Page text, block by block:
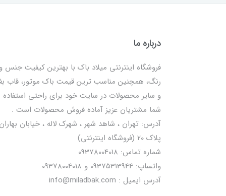
درباره ما
فروشگاه اینترنتی میلاد باک با بهترین کیفیت جنس و
رنگ، همچنین مناسب ترین قیمت باک موتور، قاب
و سایر محصولات در سایت خود برای راحتی استفاده
شما مشتریان عزیز آماده فروش محصولات است .
آدرس: تهران ، شاهد شهر ، شهرک لاله ، خیابان
پلاک ۲۰ (فروشگاه اینترنتی)
شماره تماس: 09378004018
واتساپ: 09375313944 و 09378004018
آدرس ایمیل : info@miladbak.com